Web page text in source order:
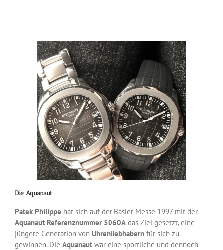
Die Aquanaut
Patek Philippe hat sich auf der Basler Messe 1997 mit der
Aquanaut Referenznummer 5060Adas Ziel gesetzt, eine
jüngere Generation von Uhrenliebhabernfür sich zu
gewinnen. Die Aquanautwar eine sportliche und dennoch